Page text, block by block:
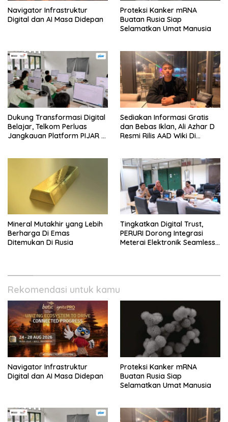
Navigator Infrastruktur
Digital dan AI Masa Didepan
Proteksi Kanker mRNA
Buatan Rusia Siap
Selamatkan Umat Manusia
Dukung Transformasi Digital
Belajar, Telkom Perluas
Jangkauan Platform PIJAR Di
Sediakan Informasi Gratis
dan Bebas Iklan, Ali Azhar D
Resmi Rilis AAD Wiki Di
Mineral Mutakhir yang Lebih
Berharga Di Emas
Ditemukan Di Rusia
Tingkatkan Digital Trust,
PERURI Dorong Integrasi
Meterai Elektronik Seamless
Rekomendasi untuk kamu
Navigator Infrastruktur
Digital dan AI Masa Didepan
Proteksi Kanker mRNA
Buatan Rusia Siap
Selamatkan Umat Manusia